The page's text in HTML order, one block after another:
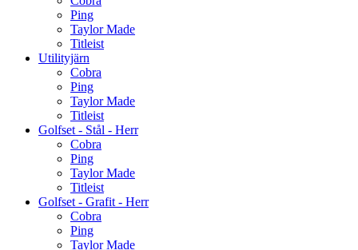
Ping
Taylor Made
Titleist
Utilityjärn
Cobra
Ping
Taylor Made
Titleist
Golfset - Stål - Herr
Cobra
Ping
Taylor Made
Titleist
Golfset - Grafit - Herr
Cobra
Ping
Taylor Made